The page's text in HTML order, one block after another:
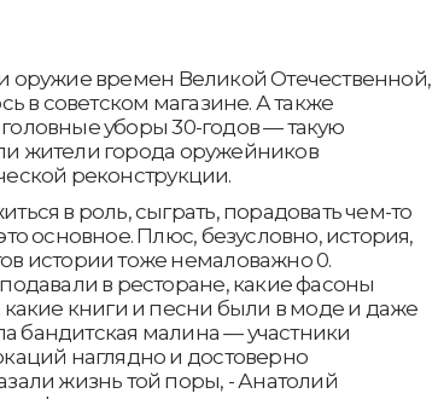
оружие времен Великой Отечественной,
в советском магазине. А также
уборы 30-годов — такую
жители города оружейников
реконструкции.
в роль, сыграть, порадовать чем-то
основное. Плюс, безусловно, история,
истории тоже немаловажно 0.
в ресторане, какие фасоны
какие книги и песни были в моде и даже
бандитская малина — участники
наглядно и достоверно
жизнь той поры, - Анатолий